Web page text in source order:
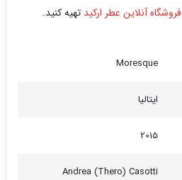
فروشگاه آنلاین عطر ارکید تهیه کنید.
Moresque
ایتالیا
2015
Andrea (Thero) Casotti